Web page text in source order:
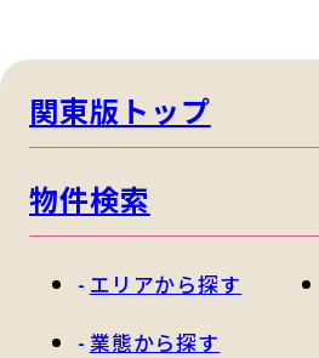
関東版トップ
物件検索
エリアから探す
業態から探す